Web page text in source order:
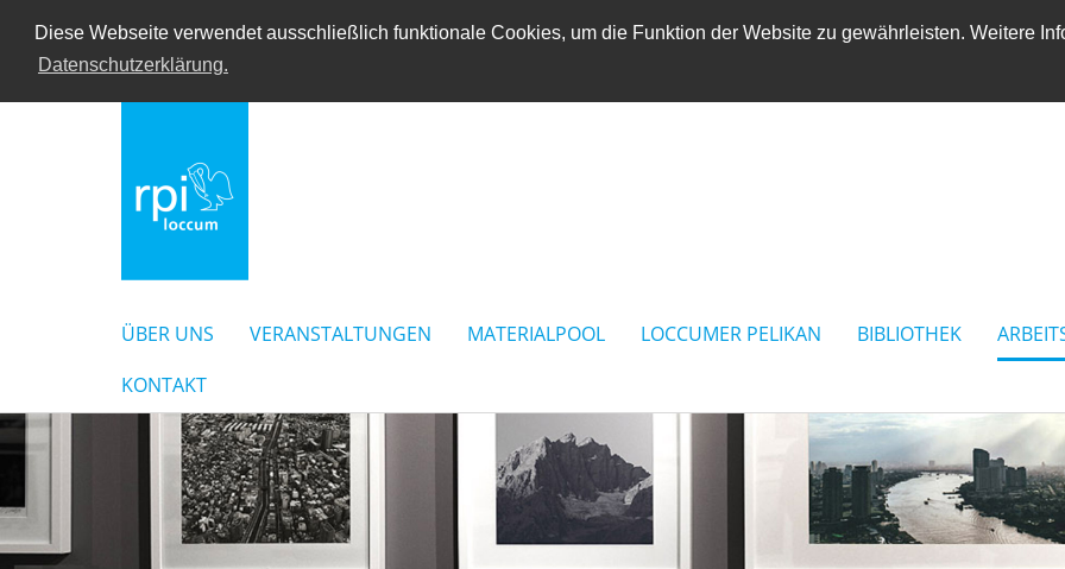
Diese Webseite verwendet ausschließlich funktionale Cookies, um die Funktion der Website zu gewährleisten. Weitere
Datenschutzerklärung.
ÜBER UNS VERANSTALTUNGEN MATERIALPOOL LOCCUMER PELIKAN BIBLIOTHEK
KONTAKT